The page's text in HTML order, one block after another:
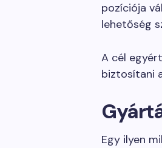
pozíciója
lehetőség
A cél
biztosítani
Egy ilyen